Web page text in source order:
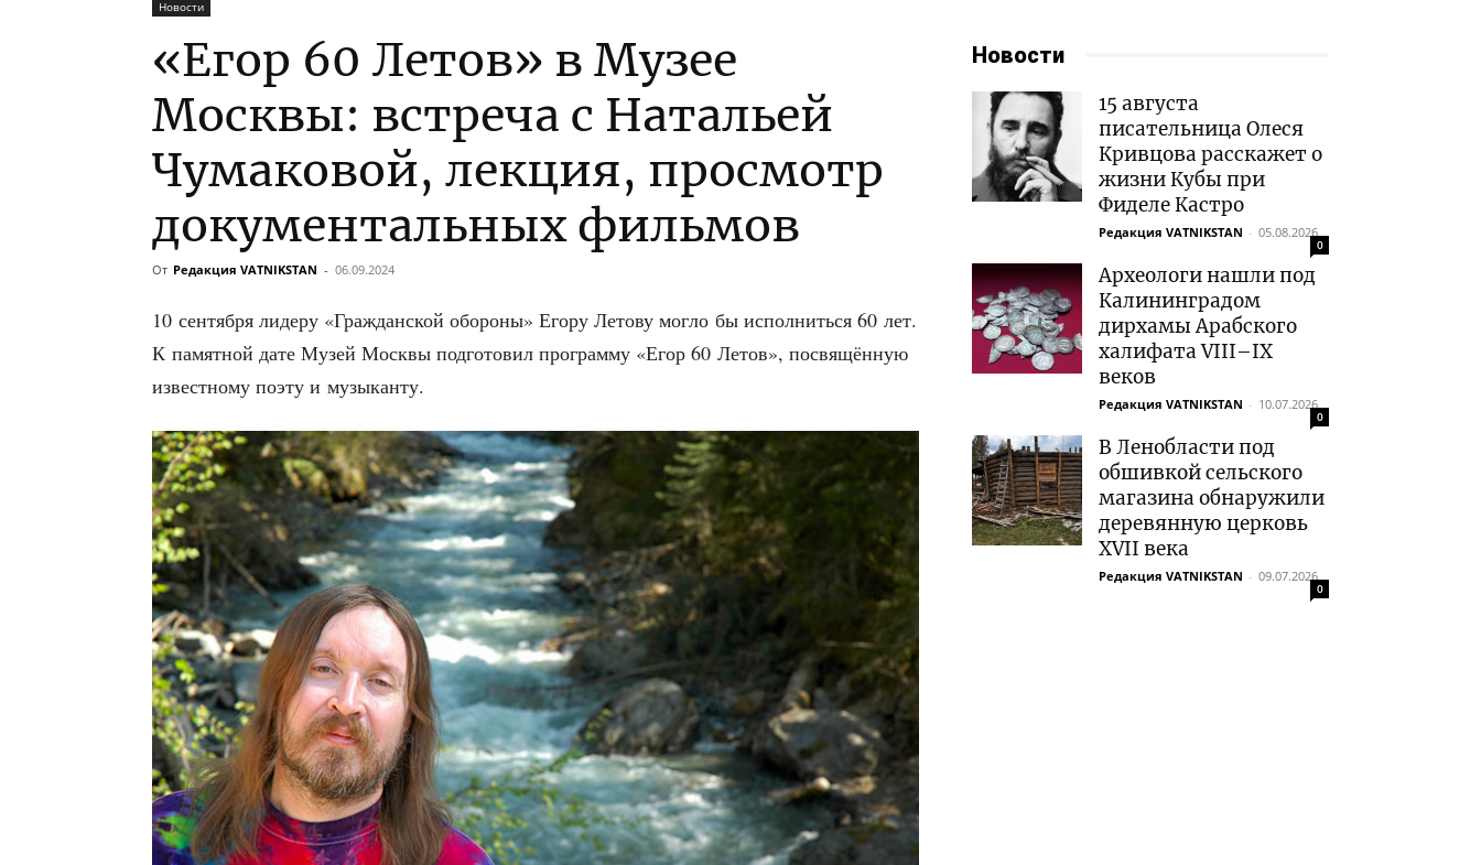
Новости
«Егор 60 Летов» в Музее
Москвы: встреча с Натальей
Чумаковой, лекция, просмотр
документальных фильмов
От Редакция VATNIKSTAN - 06.09.2024
10 сен­тяб­ря лиде­ру «Граж­дан­ской обо­ро­ны» Его­ру Лето­ву мог­ло бы испол­нить­ся 60 лет.
К памят­ной дате Музей Моск­вы под­го­то­вил про­грам­му «Егор 60 Летов», посвя­щён­ную
извест­но­му поэту и музыканту.
Новости
15 августа
писательница Олеся
Кривцова расскажет о
жизни Кубы при
Фиделе Кастро
Редакция VATNIKSTAN - 05.08.2026
0
Археологи нашли под
Калининградом
дирхамы Арабского
халифата VIII–IX
веков
Редакция VATNIKSTAN - 10.07.2026
0
В Ленобласти под
обшивкой сельского
магазина обнаружили
деревянную церковь
XVII века
Редакция VATNIKSTAN - 09.07.2026
0